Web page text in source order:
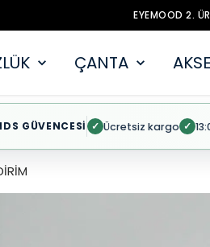
EYEMOOD 2.
ÇANTA
GÜVENCESİ ✓ Ücretsiz kargo ✓